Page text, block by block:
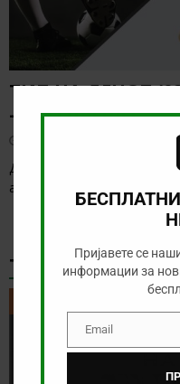
ТИП НА ДЕНОТ
– САО ПАОЛО
Денес нема голема
анализираме дуелот од
ТИКЕТ НАПријавете се
информации за
EmailEmail